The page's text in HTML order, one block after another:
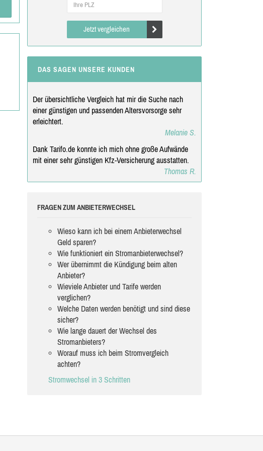
Jetzt vergleichen
DAS SAGEN UNSERE KUNDEN
Der übersichtliche Vergleich hat mir die Suche nach
einer günstigen und passenden Altersvorsorge sehr
erleichtert.
Melanie S.
Dank Tarifo.de konnte ich mich ohne große Aufwände
mit einer sehr günstigen Kfz-Versicherung ausstatten.
Thomas R.
FRAGEN ZUM ANBIETERWECHSEL
Wieso kann ich bei einem Anbieterwechsel
Geld sparen?
Wie funktioniert ein Stromanbieterwechsel?
Wer übernimmt die Kündigung beim alten
Anbieter?
Wieviele Anbieter und Tarife werden
verglichen?
Welche Daten werden benötigt und sind diese
sicher?
Wie lange dauert der Wechsel des
Stromanbieters?
Worauf muss ich beim Stromvergleich
achten?
Stromwechsel in 3 Schritten